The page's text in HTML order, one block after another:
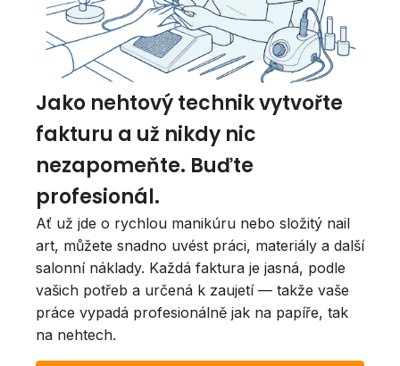
Jako nehtový technik vytvořte
fakturu a už nikdy nic
nezapomeňte. Buďte
profesionál.
Ať už jde o rychlou manikúru nebo složitý nail
art, můžete snadno uvést práci, materiály a další
salonní náklady. Každá faktura je jasná, podle
vašich potřeb a určená k zaujetí — takže vaše
práce vypadá profesionálně jak na papíře, tak
na nehtech.